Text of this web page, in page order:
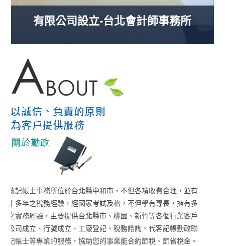
有限公司設立-台北會計師事務所
勤政記帳士事務所位於台北縣中和市，不但各項收費合理，並有
著十多年之稅務經驗，經國家考試及格，不但學有專長，擁有多
年之實務經驗，主要提供台北縣市、桃園、新竹等各個行業客戶
之公司成立、行號成立、工廠登記、稅務諮詢、代客記帳勤政聯
合記帳士等專業的服務，協助您的事業能合約節稅、節省稅金。